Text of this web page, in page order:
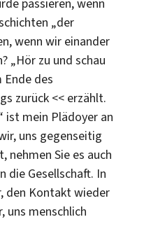
passieren, wenn
„der
wenn wir einander
„Hör zu und schau
des
zurück << erzählt.
ist mein Plädoyer an
uns gegenseitig
nehmen Sie es auch
die Gesellschaft. In
den Kontakt wieder
uns menschlich